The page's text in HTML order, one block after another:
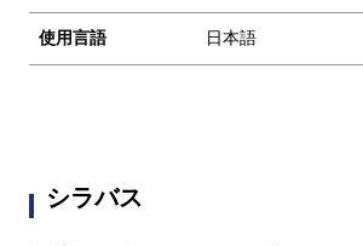
使用言語 日本語
シラバス